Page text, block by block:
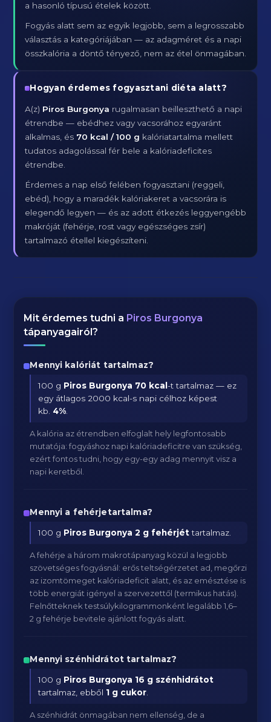
a hasonló típusú ételek között.
Fogyás alatt sem az egyik legjobb, sem a legrosszabb
választás a kategóriájában — az adagméret és a napi
összkalória a döntő tényező, nem az étel önmagában.
Hogyan érdemes fogyasztani diéta alatt?
A(z) Piros Burgonya rugalmasan beilleszthető a napi
étrendbe — ebédhez vagy vacsorához egyaránt
alkalmas, és 70 kcal / 100 g kalóriatartalma mellett
tudatos adagolással fér bele a kalóriadeficites
étrendbe.
Érdemes a nap első felében fogyasztani (reggeli,
ebéd), hogy a maradék kalóriakeret a vacsorára is
elegendő legyen — és az adott étkezés leggyengébb
makróját (fehérje, rost vagy egészséges zsír)
tartalmazó étellel kiegészíteni.
Mit érdemes tudni a Piros Burgonya
tápanyagairól?
Mennyi kalóriát tartalmaz?
100 g Piros Burgonya 70 kcal-t tartalmaz — ez
egy átlagos 2000 kcal-s napi célhoz képest
kb. 4%
A kalória az étrendben elfoglalt hely legfontosabb
mutatója: fogyáshoz napi kalóriadeficitre van szükség,
ezért fontos tudni, hogy egy-egy adag mennyit visz a
napi keretből.
Mennyi a fehérjetartalma?
100 g Piros Burgonya 2 g fehérjéttartalmaz.
A fehérje a három makrotápanyag közül a legjobb
szövetséges fogyásnál: erős teltségérzetet ad, megőrzi
az izomtömeget kalóriadeficit alatt, és az emésztése is
több energiát igényel a szervezettől (termikus hatás).
Felnőtteknek testsúlykilogrammonként legalább 1,6–
2 g fehérje bevitele ajánlott fogyás alatt.
Mennyi szénhidrátot tartalmaz?
100 g Piros Burgonya 16 g szénhidrátot
tartalmaz, ebből 1 g cukor
A szénhidrát önmagában nem ellenség, de a